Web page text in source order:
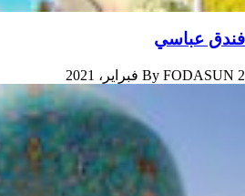
فندق عباسي
By FODASUN 2 فبراير، 2021